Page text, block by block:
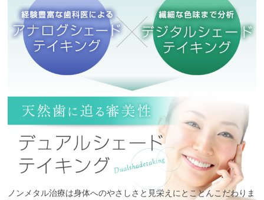
ノンメタル治療は身体へのやさしさと見栄えにとことんこだわりま